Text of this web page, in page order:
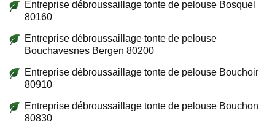
Entreprise débroussaillage tonte de pelouse Bosquel
80160
Entreprise débroussaillage tonte de pelouse
Bouchavesnes Bergen 80200
Entreprise débroussaillage tonte de pelouse Bouchoir
80910
Entreprise débroussaillage tonte de pelouse Bouchon
80830